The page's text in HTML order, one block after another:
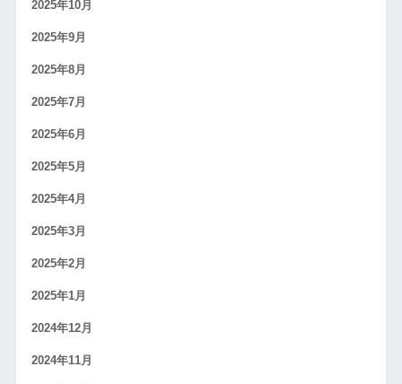
2025年10月
2025年9月
2025年8月
2025年7月
2025年6月
2025年5月
2025年4月
2025年3月
2025年2月
2025年1月
2024年12月
2024年11月